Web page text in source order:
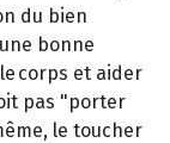
du bien
bonne
corps et aider
pas "porter
le toucher